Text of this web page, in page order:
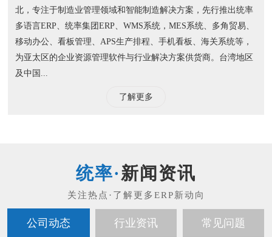
北，专注于制造业管理领域和智能制造解决方案，先行推出统率
多语言ERP、统率集团ERP、WMS系统，MES系统、多角贸易、
移动办公、看板管理、APS生产排程、手机看板、海关系统等，
为亚太区的企业资源管理软件与行业解决方案供货商。台湾地区
及中国...
了解更多
新闻资讯
公司动态 行业资讯 常见问题